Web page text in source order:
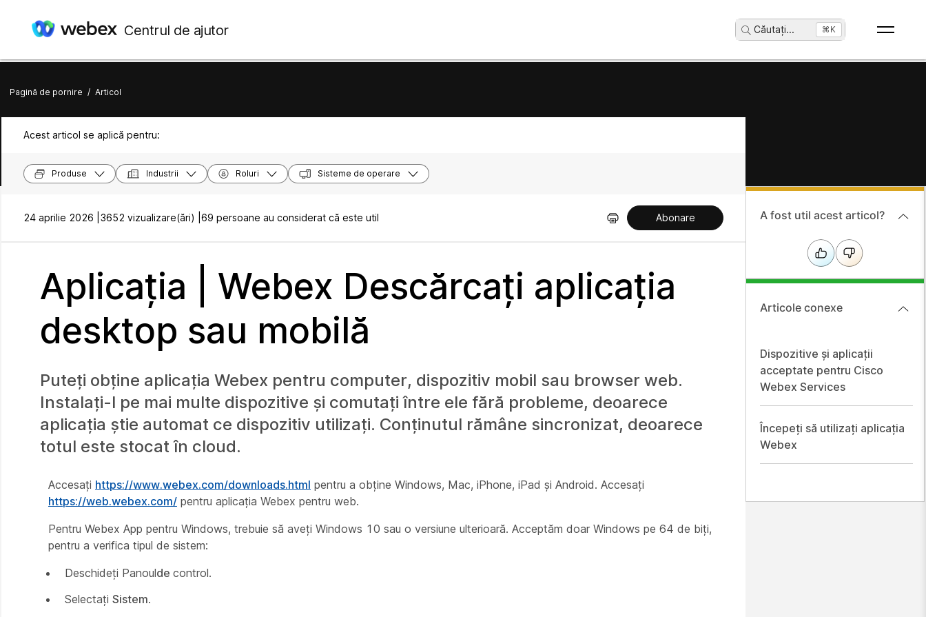
Centrul de ajutor Căutați... ⌘K
Pagină de pornire / Articol
Acest articol se aplică pentru:
Produse Industrii Roluri Sisteme de operare
24 aprilie 2026 | 3652 vizualizare(ări) | 69 persoane au considerat că este util Abonare
Aplicația | Webex Descărcați aplicația
desktop sau mobilă
Puteți obține aplicația Webex pentru computer, dispozitiv mobil sau browser web.
Instalați-l pe mai multe dispozitive și comutați între ele fără probleme, deoarece
aplicația știe automat ce dispozitiv utilizați. Conținutul rămâne sincronizat, deoarece
totul este stocat în cloud.
Accesați https://www.webex.com/downloads.html pentru a obține Windows, Mac, iPhone, iPad și Android. Accesați
https://web.webex.com/ pentru aplicația Webex pentru web.
Pentru Webex App pentru Windows, trebuie să aveți Windows 10 sau o versiune ulterioară. Acceptăm doar Windows pe 64 de biți,
pentru a verifica tipul de sistem:
Deschideți Panoulde control.
Selectați Sistem.
A fost util acest articol?
Articole conexe
Dispozitive și aplicații
acceptate pentru Cisco
Webex Services
Începeți să utilizați aplicația
Webex